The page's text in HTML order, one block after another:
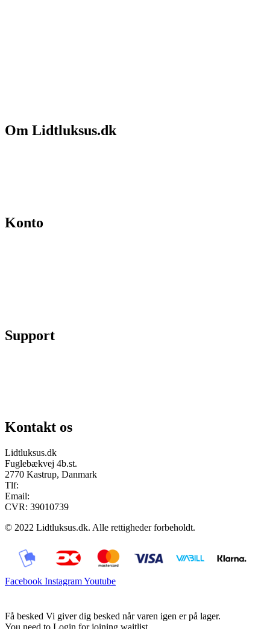
Om Lidtluksus.dk
Konto
Support
Kontakt os
Lidtluksus.dk
Fuglebækvej 4b.st.
2770 Kastrup, Danmark
Tlf:
Email:
CVR: 39010739
© 2022 Lidtluksus.dk. Alle rettigheder forbeholdt.
Facebook InstagramYoutube
Få besked Vi giver dig besked når varen igen er på lager.